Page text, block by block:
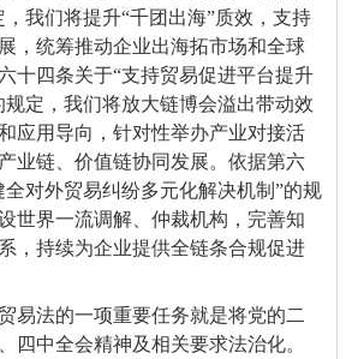
我们将提升“千团出海”质效，支持
，统筹推动企业出海拓市场和全球
十四条关于“支持贸易促进平台提升
规定，我们将放大链博会溢出带动效
应用导向，针对性举办产业对接活
业链、价值链协同发展。依据第六
对外贸易纠纷多元化解决机制”的规
世界一流调解、仲裁机构，完善知
，持续为企业提供全链条合规促进
易法的一项重要任务就是将党的二
四中全会精神及相关要求法治化。